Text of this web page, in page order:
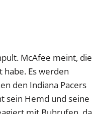
McAfee meint, die
Es werden
den Indiana Pacers
sein Hemd und seine